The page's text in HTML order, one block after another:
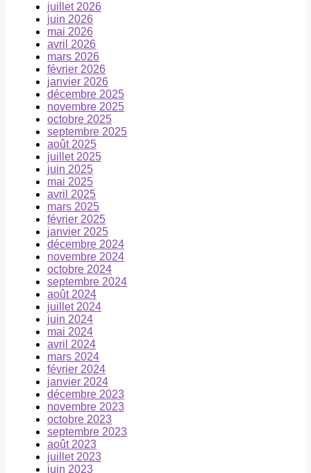
juillet 2026
juin 2026
mai 2026
avril 2026
mars 2026
février 2026
janvier 2026
décembre 2025
novembre 2025
octobre 2025
septembre 2025
août 2025
juillet 2025
juin 2025
mai 2025
avril 2025
mars 2025
février 2025
janvier 2025
décembre 2024
novembre 2024
octobre 2024
septembre 2024
août 2024
juillet 2024
juin 2024
mai 2024
avril 2024
mars 2024
février 2024
janvier 2024
décembre 2023
novembre 2023
octobre 2023
septembre 2023
août 2023
juillet 2023
juin 2023